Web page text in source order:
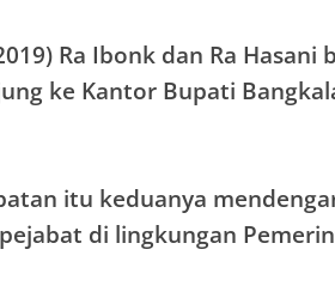
Ra Ibonk dan Ra Hasani
ke Kantor Bupati
itu keduanya
di lingkungan